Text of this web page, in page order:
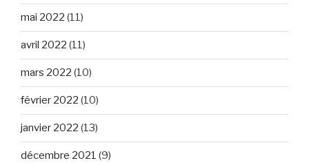
mai 2022 (11)
avril 2022 (11)
mars 2022 (10)
février 2022 (10)
janvier 2022 (13)
décembre 2021 (9)